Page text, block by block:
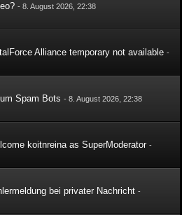
-8. August 2026, 22:38
Alliance temporary not available -
Spam Bots -8. August 2026, 22:38
koitnreina as SuperModerator -
bei privater Nachricht -